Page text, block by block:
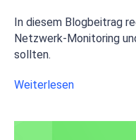
In diesem Blogbeitrag
Netzwerk-Monitoring
sollten.
Weiterlesen